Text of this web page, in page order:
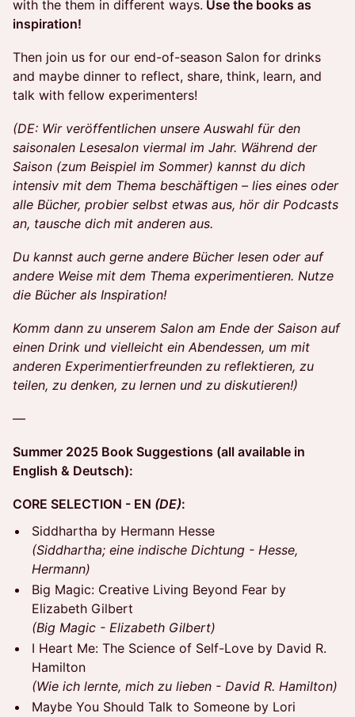
with the them in different ways. Use the books as
inspiration!
Then join us for our end-of-season Salon for drinks
and maybe dinner to reflect, share, think, learn, and
talk with fellow experimenters!
(DE: Wir veröffentlichen unsere Auswahl für den
saisonalen Lesesalon viermal im Jahr. Während der
Saison (zum Beispiel im Sommer) kannst du dich
intensiv mit dem Thema beschäftigen – lies eines oder
alle Bücher, probier selbst etwas aus, hör dir Podcasts
an, tausche dich mit anderen aus.
Du kannst auch gerne andere Bücher lesen oder auf
andere Weise mit dem Thema experimentieren. Nutze
die Bücher als Inspiration!
Komm dann zu unserem Salon am Ende der Saison auf
einen Drink und vielleicht ein Abendessen, um mit
anderen Experimentierfreunden zu reflektieren, zu
teilen, zu denken, zu lernen und zu diskutieren!)
—
Summer 2025 Book Suggestions (all available in
English & Deutsch):
CORE SELECTION - EN (DE):
Siddhartha by Hermann Hesse
(Siddhartha; eine indische Dichtung - Hesse,
Hermann)
Big Magic: Creative Living Beyond Fear by
Elizabeth Gilbert
(Big Magic - Elizabeth Gilbert)
I Heart Me: The Science of Self-Love by David R.
Hamilton
(Wie ich lernte, mich zu lieben - David R. Hamilton)
Maybe You Should Talk to Someone by Lori